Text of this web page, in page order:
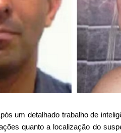
um detalhado trabalho de
quanto a localização do